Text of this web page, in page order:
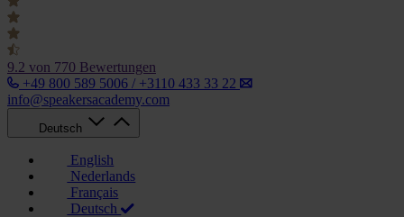
9.2 von 770 Bewertungen
+49 800 589 5006 / +3110 433 33 22
info@speakersacademy.com
Deutsch
English
Nederlands
Français
Deutsch